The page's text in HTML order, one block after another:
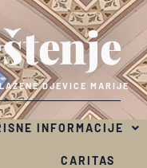
DJEVICE MARIJE
INFORMACIJE
CARITAS